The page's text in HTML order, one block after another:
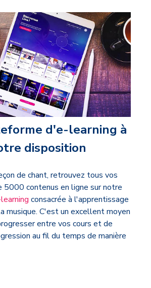
d'e-learning à
disposition
de chant, retrouvez tous vos
5000 contenus en ligne sur notre
consacrée à l'apprentissage
musique. C'est un excellent moyen
entre vos cours et de
au fil du temps de manière